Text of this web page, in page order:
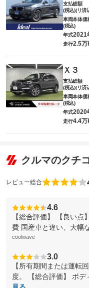
支払総額
(税込)(リ済
車両本体価
(税込)
年式2021
走行2.5万
Ｘ３
支払総額
(税込)(リ済
車両本体価
(税込)
年式2020
走行4.4万
クルマのクチ
レビュー総合
4.6
【総合評価】 【良い
費 国産車と違い、大幅
coolwave
3.0
【所有期間または運転
度。 【総合評価】 ボデ